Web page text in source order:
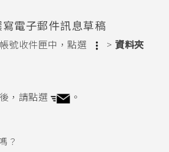
電子郵件訊息草稿
號收件匣中，點選 > 資料夾
，請點選
。
？